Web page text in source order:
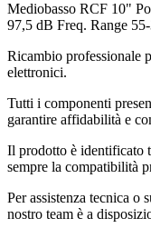
Mediobasso RCF 10"
97,5 dB Freq. Range
Ricambio professionale
elettronici.
Tutti i componenti
garantire affidabilità e
Il prodotto è identificato
sempre la compatibilità
Per assistenza tecnica o
nostro team è a